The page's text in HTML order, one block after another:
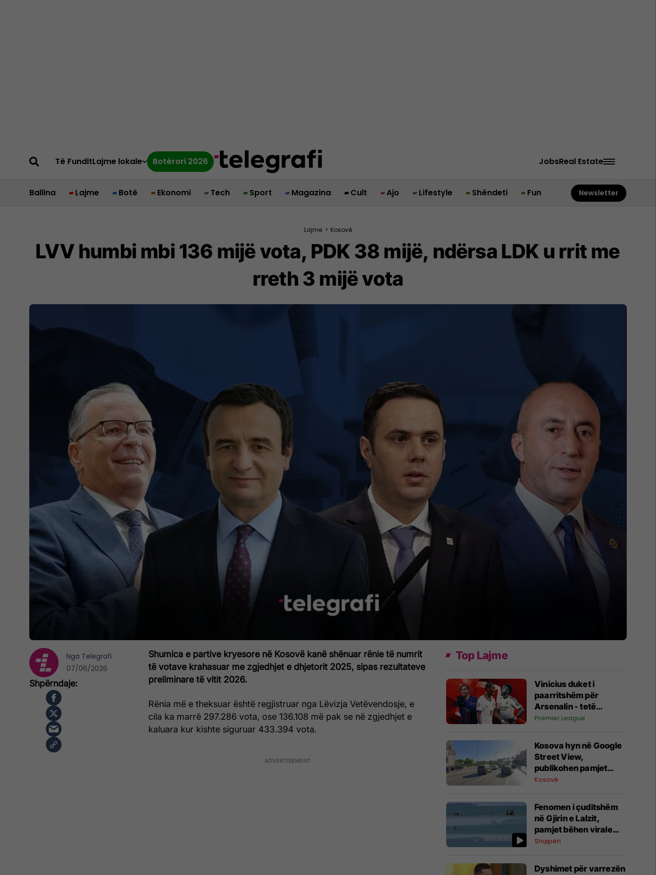
Të FunditLajme lokale Botërori 2026 JobsReal Estate
Ballina Lajme Botë Ekonomi Tech Sport Magazina Cult Ajo Lifestyle Shëndeti Fun Newsletter
Lajme > Kosovë
LVV humbi mbi 136 mijë vota, PDK 38 mijë, ndërsa LDK u rrit me
rreth 3 mijë vota
Shumica e partive kryesore në Kosovë kanë shënuar rënie të numrit
të votave krahasuar me zgjedhjet e dhjetorit 2025, sipas rezultateve
preliminare të vitit 2026.
Rënia më e theksuar është regjistruar nga Lëvizja Vetëvendosje, e
cila ka marrë 297.286 vota, ose 136.108 më pak se në zgjedhjet e
kaluara kur kishte siguruar 433.394 vota.
Nga Telegrafi
07/06/2026
Top Lajme
Vinicius duket i
paarritshëm për
Arsenalin - tetë
alternativa si
për krahun e majtë te
Topçinjtë
Premier League
Kosova hyn në Google
Street View,
publikohen pamjet
360-gradëshe
Kosovë
Fenomen i çuditshëm
në Gjirin e Lalzit,
pamjet bëhen virale
(Video)
Shqipëri
Dyshimet për varrezën